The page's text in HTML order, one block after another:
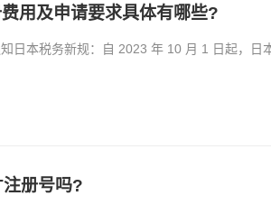
用及申请要求具体有哪些?
日本税务新规：自 2023 年 10 月 1 日起，日
册号吗?